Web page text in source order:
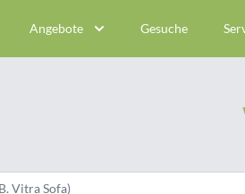
Angebote Gesuche